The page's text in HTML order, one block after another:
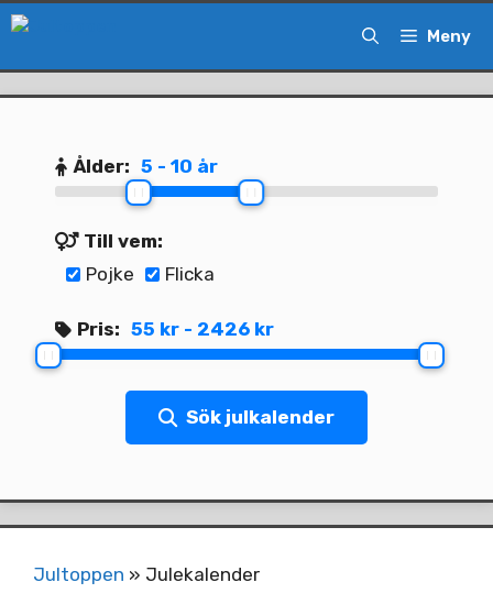
Hoppa
innehåll
Meny
Ålder: 5 - 10 år
Till vem:
Pojke
Flicka
Pris: 55 kr - 2426 kr
Sök julkalender
Jultoppen » Julekalender